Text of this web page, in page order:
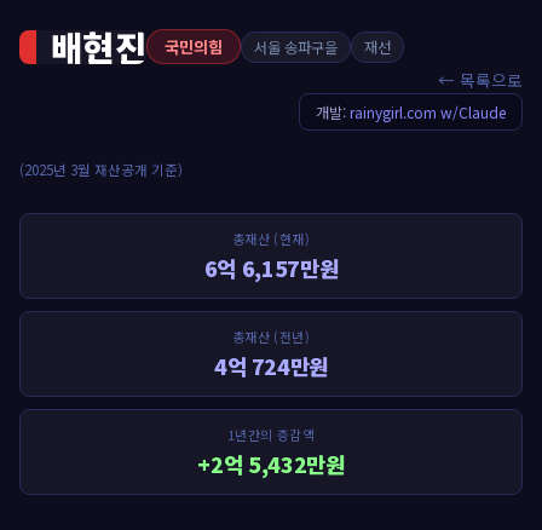
배현진 국민의힘 서울 송파구을 재선
← 목록으로
개발:rainygirl.com w/Claude
(2025년 3월 재산공개 기준)
총재산 (현재)
6억 6,157만원
총재산 (전년)
4억 724만원
1년간의 증감액
+2억 5,432만원